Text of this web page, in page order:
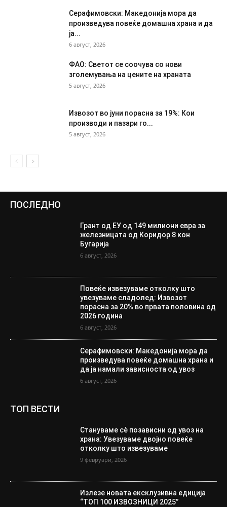
Серафимовски: Македонија мора да
произведува повеќе домашна храна и да
ја...
6 август, 2026
ФАО: Светот се соочува со нови
зголемувања на цените на храната
5 август, 2026
Извозот во јуни порасна за 19%: Кои
производи и пазари го...
5 август, 2026
ПОСЛЕДНО
Грант од ЕУ од 149 милиони евра за
железницата од Коридор 8 кон
Бугарија
6 август, 2026
Повеќе извезуваме отколку што
увезуваме сладолед: Извозот
порасна за 20% во првата половина од
2026 година
6 август, 2026
Серафимовски: Македонија мора да
произведува повеќе домашна храна и
да ја намали зависноста од увоз
6 август, 2026
ТОП ВЕСТИ
Стануваме сè позависни од увоз на
храна: Увезуваме двојно повеќе
отколку што извезуваме
9 февруари, 2026
Излезе новата ексклузивна едиција
“ТОП 100 ИЗВОЗНИЦИ 2025”